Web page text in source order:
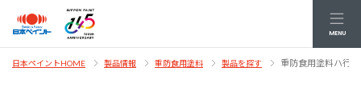
MENU
日本ペイントHOME 製品情報 重防食用塗料 製品を探す 重防食用塗料ハ行